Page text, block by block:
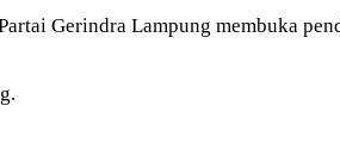
Gerindra Lampung membuka